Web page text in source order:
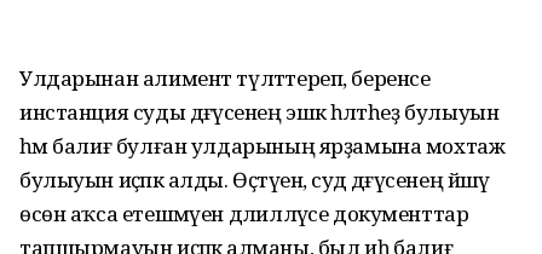
Улдарынан алимент түләттереп, беренсе
инстанция суды дәғүәсенең эшкә һәләтһеҙ булыуын
һәм балиғ булған улдарының ярҙамына мохтаж
булыуын иҫәпкә алды. Өҫтәүенә, суд дәғүәсенең йәшәү
өсөн аҡса етешмәүен дәлилләүсе документтар
тапшырмауын иҫәпкә алманы, был иһә балиғ